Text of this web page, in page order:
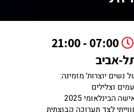
07:00 - 21:00
אביב
וצלילים
הבינלאומי 2025
לצד תערוכה קבוצתית